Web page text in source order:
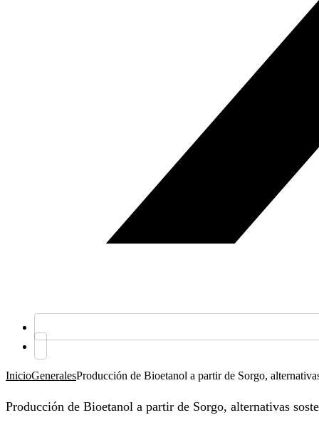
InicioGeneralesProducción de Bioetanol a partir de Sorgo,
Producción de Bioetanol a partir de Sorgo, alternativas